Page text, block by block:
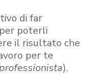
di far
poterli
il risultato che
per te
).